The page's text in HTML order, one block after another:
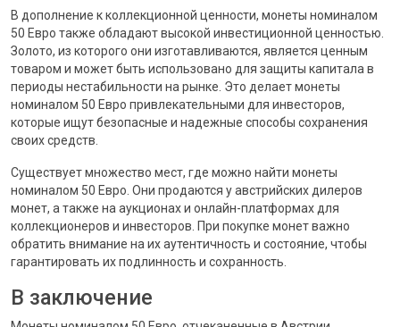
В дополнение к коллекционной ценности, монеты номиналом
50 Евро также обладают высокой инвестиционной ценностью.
Золото, из которого они изготавливаются, является ценным
товаром и может быть использовано для защиты капитала в
периоды нестабильности на рынке. Это делает монеты
номиналом 50 Евро привлекательными для инвесторов,
которые ищут безопасные и надежные способы сохранения
своих средств.
Существует множество мест, где можно найти монеты
номиналом 50 Евро. Они продаются у австрийских дилеров
монет, а также на аукционах и онлайн-платформах для
коллекционеров и инвесторов. При покупке монет важно
обратить внимание на их аутентичность и состояние, чтобы
гарантировать их подлинность и сохранность.
В заключение